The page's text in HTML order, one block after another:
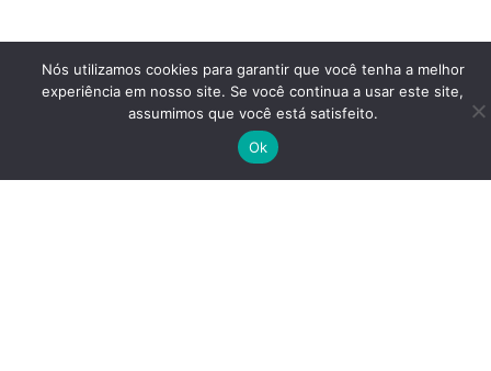
Nós utilizamos cookies para garantir que você tenha a melhor
experiência em nosso site. Se você continua a usar este site,
assumimos que você está satisfeito.
Ok